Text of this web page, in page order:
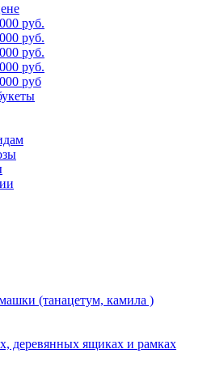
руб.
руб.
руб.
руб.
руб
(танацетум, камила )
деревянных ящиках и рамках